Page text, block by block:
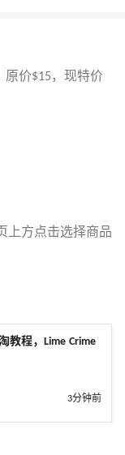
原价$15，现特价
上方点击选择商品
教程，Lime Crime
3分钟前